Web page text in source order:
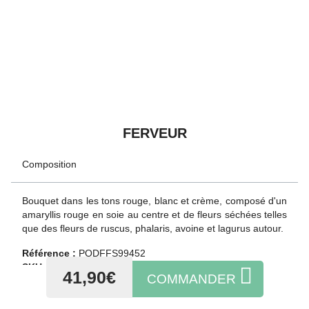
FERVEUR
Composition
Bouquet dans les tons rouge, blanc et crème, composé d'un
amaryllis rouge en soie au centre et de fleurs séchées telles
que des fleurs de ruscus, phalaris, avoine et lagurus autour.
Référence : PQDFFS99452
SKU :
41,90€ COMMANDER